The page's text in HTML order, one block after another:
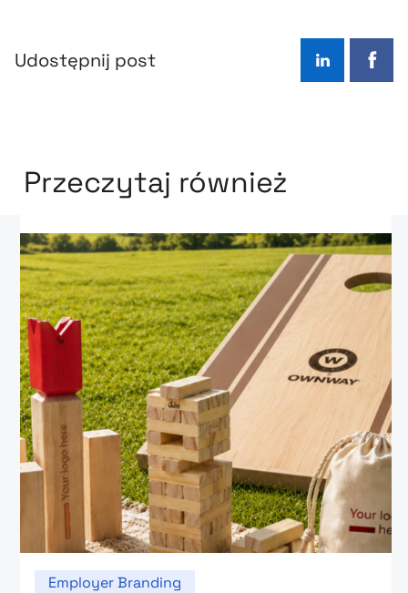
Udostępnij post LinkedIn
Przeczytaj również
Employer Branding